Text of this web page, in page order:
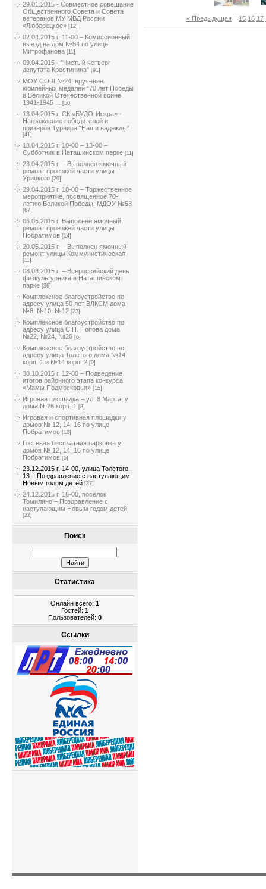
29.01.2015 - Совместное совещание
Общественного Совета и Совета
ветеранов МУ МВД России
«Люберецкое» [12]
02.04.2015 г. 11-00 – Комиссионный
выезд на дом №54 по улице
Митрофанова [11]
09.04.2015 - "Чистый четверг
депутата Крестинина" [91]
МОУ СОШ №24, вручение
юбилейных медалей "70 лет Победы
в Великой Отечественной войне
1941-1945 ...
[50]
13.04.2015 г. СК «БУДО-Искра» -
Награждение победителей и
призёров Турнира “Наши надежды”
[41]
18.04.2015 г. 10-00 – 13-00 –
Субботник в Наташинском парке [11]
23.04.2015 г. – Выполнен ямочный
ремонт проезжей части улицы
Урицкого [20]
29.04.2015 г. 10-00 – Торжественное
мероприятие, посвященное 70-
летию Великой Победы. МДОУ №53
[67]
06.05.2015 г. Выполнен ямочный
ремонт проезжей части улицы
Побратимов [14]
20.05.2015 г. – Выполнен ямочный
ремонт улицы Коммунистическая
[11]
08.08.2015 г. – Всероссийский день
физкультурника в Наташинском
парке [36]
Комплексное благоустройство по
адресу улица 50 лет ВЛКСМ дома
№8, №10, №12 [23]
Комплексное благоустройство по
адресу улица С.П. Попова дома
№22, №24, №26 [6]
Комплексное благоустройство по
адресу улица Толстого дома №14
корп. 1 и №14 корп. 2 [9]
30.10.2015 г. 12-00 – Подведение
итогов районного этапа конкурса
«Мамы Подмосковья» [15]
Игровая площадка – ул. 8 Марта, у
дома №26 корп. 1 [8]
Игровая и спортивная площадки у
домов № 12, 14, 16 по улице
Побратимов [10]
Гостевая бесплатная парковка у
домов № 12, 14, 16 по улице
Побратимов [5]
23.12.2015 г. 14-00, улица Толстого,
13 – Поздравление с наступающим
Новым годом детей [37]
24.12.2015 г. 16-00, посёлок
Томилино – Поздравление с
наступающим Новым годом детей
[22]
Поиск
Статистика
Онлайн всего: 1
Гостей: 1
Пользователей: 0
Ссылки
« Предыдущая | 15 16 17